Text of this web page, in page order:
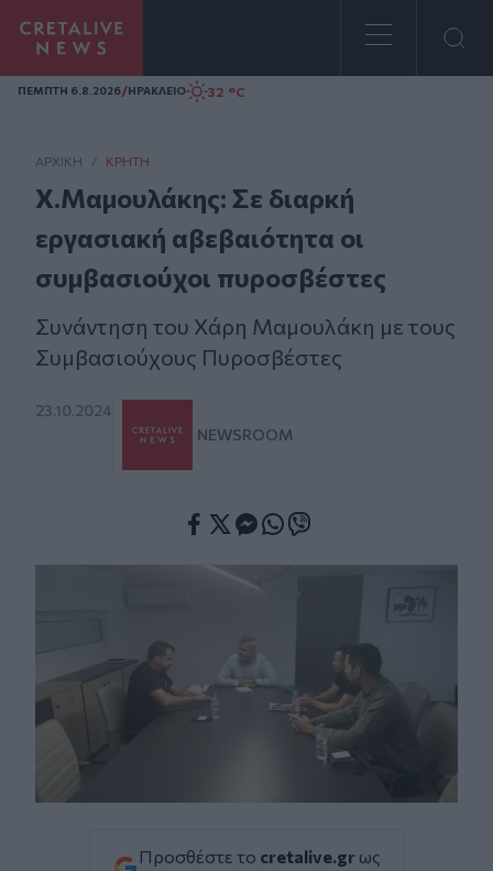
Homepage
ΠΕΜΠΤΗ 6.8.2026/ΗΡΑΚΛΕΙΟ 32 °C
ΑΡΧΙΚΗ / ΚΡΉΤΗ
Χ.Μαμουλάκης: Σε διαρκή
εργασιακή αβεβαιότητα οι
συμβασιούχοι πυροσβέστες
Συνάντηση του Χάρη Μαμουλάκη με τους
Συμβασιούχους Πυροσβέστες
23.10.2024
NEWSROOM
Προσθέστε το cretalive.gr ως